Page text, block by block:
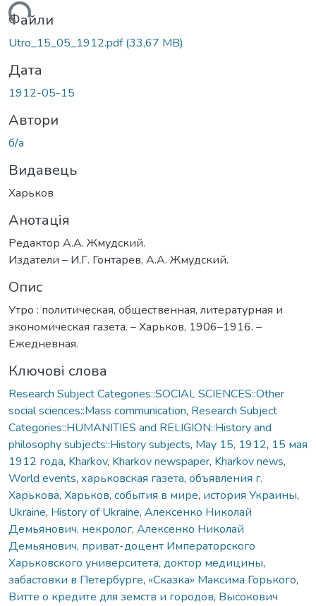
Файли
Utro_15_05_1912.pdf(33,67 MB)
Дата
1912-05-15
Автори
б/а
Видавець
Харьков
Анотація
Редактор А.А. Жмудский.
Издатели – И.Г. Гонтарев, А.А. Жмудский.
Опис
Утро : политическая, общественная, литературная и
экономическая газета. – Харьков, 1906–1916. –
Ежедневная.
Ключові слова
Research Subject Categories::SOCIAL SCIENCES::Other
social sciences::Mass communication, Research Subject
Categories::HUMANITIES and RELIGION::History and
philosophy subjects::History subjects, May 15, 1912, 15 мая
1912 года, Kharkov, Kharkov newspaper, Kharkov news,
World events, харьковская газета, объявления г.
Харькова, Харьков, события в мире, история Украины,
Ukraine, History of Ukraine, Алексенко Николай
Демьянович, некролог, Алексенко Николай
Демьянович, приват-доцент Императорского
Харьковского университета, доктор медицины,
забастовки в Петербурге, «Сказка» Максима Горького,
Витте о кредите для земств и городов, Высокович